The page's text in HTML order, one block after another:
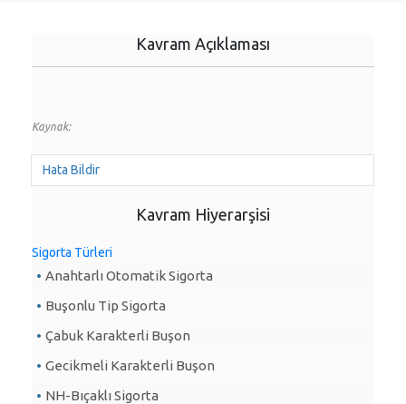
Kavram Açıklaması
Kaynak:
Hata Bildir
Kavram Hiyerarşisi
Sigorta Türleri
Anahtarlı Otomatik Sigorta
Buşonlu Tip Sigorta
Çabuk Karakterli Buşon
Gecikmeli Karakterli Buşon
NH-Bıçaklı Sigorta